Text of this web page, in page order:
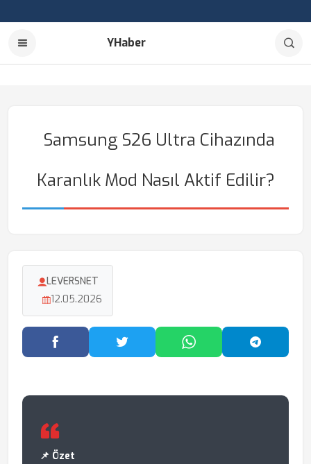
YHaber
Samsung S26 Ultra Cihazında
Karanlık Mod Nasıl Aktif Edilir?
LEVERSNET
12.05.2026
Facebook'ta PaylaşTwitter'da PaylaşWhatsApp'ta Paylaş
📌 Özet